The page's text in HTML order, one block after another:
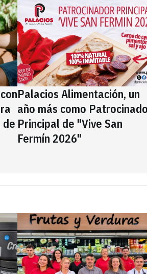
de
Palacios Alimentación, un
año más como
Principal de "Vive San
Fermín 2026"